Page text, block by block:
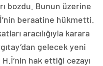
bozdu. Bunun üzerine
beraatine hükmetti.
aracılığıyla karara
gelecek yeni
hak ettiği cezayı